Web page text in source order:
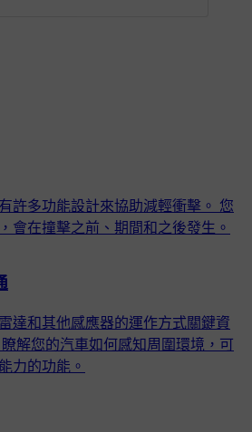
許多功能設計來協助減輕衝擊。 您
會在撞擊之前、期間和之後發生。
達和其他感應器的運作方式關鍵資
解您的汽車如何感知周圍環境，可
力的功能。